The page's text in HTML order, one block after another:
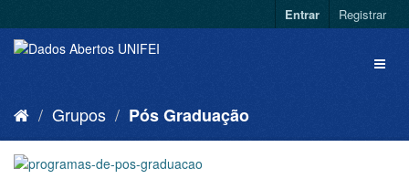
Entrar Registrar
Grupos Pós Graduação